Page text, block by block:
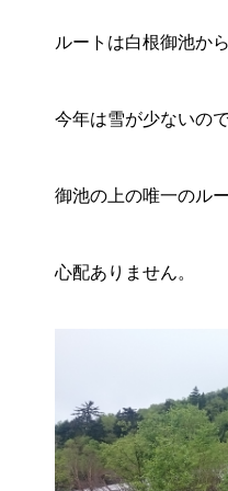
ルートは白根御池か
今年は雪が少ないの
御池の上の唯一のル
心配ありません。